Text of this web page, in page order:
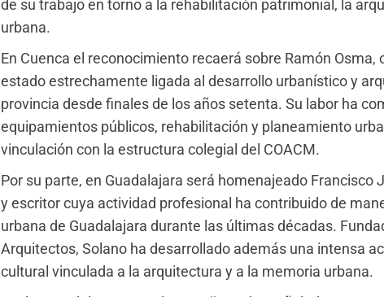
de su trabajo en torno a la rehabilitación patrimonial, la
urbana.
En Cuenca el reconocimiento recaerá sobre Ramón
estado estrechamente ligada al desarrollo urbanístico y
provincia desde finales de los años setenta. Su labor ha
equipamientos públicos, rehabilitación y planeamiento
vinculación con la estructura colegial del COACM.
Por su parte, en Guadalajara será homenajeado Francisco
y escritor cuya actividad profesional ha contribuido de
urbana de Guadalajara durante las últimas décadas.
Arquitectos, Solano ha desarrollado además una intensa
cultural vinculada a la arquitectura y a la memoria urbana.